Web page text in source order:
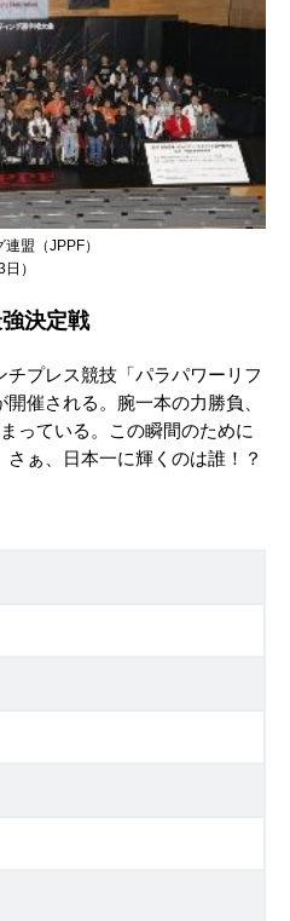
盟（JPPF）
）
決定戦
プレス競技「パラパワーリフ
催される。腕一本の力勝負、
っている。この瞬間のために
ぁ、日本一に輝くのは誰！？